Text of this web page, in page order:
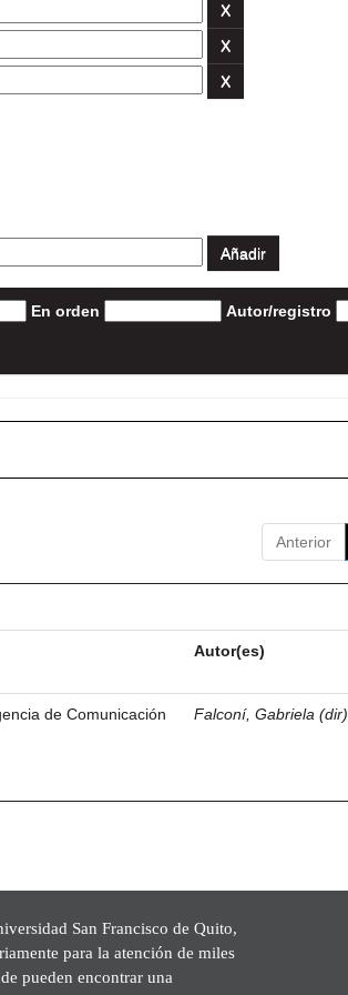
En orden Autor/registro
Anterior
Autor(es)
de Comunicación
Falconí, Gabriela (dir)
San Francisco de Quito,
para la atención de miles
pueden encontrar una